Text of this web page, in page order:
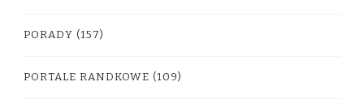
PORADY (157)
PORTALE RANDKOWE (109)